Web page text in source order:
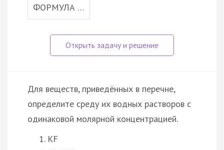
ФОРМУЛА …
Для веществ, приведённых в перечне,
определите среду их водных растворов с
одинаковой молярной концентрацией.
KF